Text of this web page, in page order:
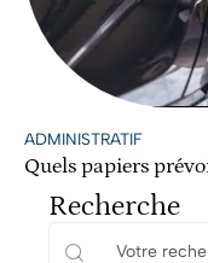
ADMINISTRATIF
Quels papiers
Recherche